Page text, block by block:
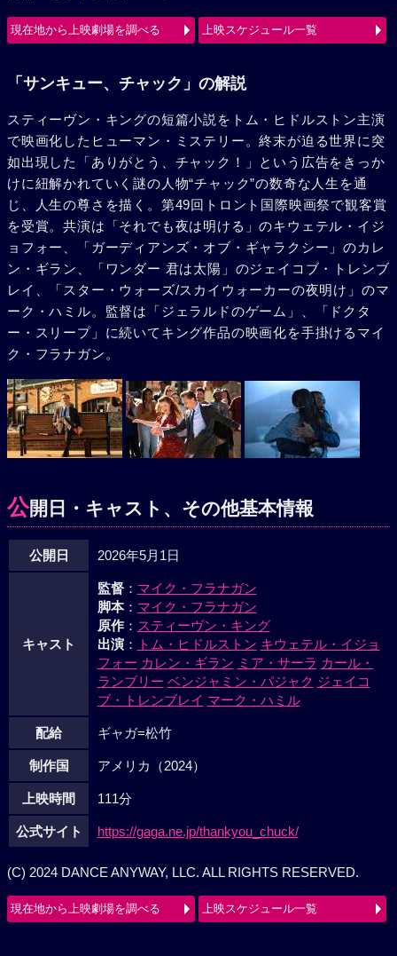
現在地から上映劇場を調べる 上映スケジュール一覧
「サンキュー、チャック」の解説
スティーヴン・キングの短篇小説をトム・ヒドルストン主演
で映画化したヒューマン・ミステリー。終末が迫る世界に突
如出現した「ありがとう、チャック！」という広告をきっか
けに紐解かれていく謎の人物“チャック”の数奇な人生を通
じ、人生の尊さを描く。第49回トロント国際映画祭で観客賞
を受賞。共演は「それでも夜は明ける」のキウェテル・イジ
ョフォー、「ガーディアンズ・オブ・ギャラクシー」のカレ
ン・ギラン、「ワンダー 君は太陽」のジェイコブ・トレンブ
レイ、「スター・ウォーズ/スカイウォーカーの夜明け」のマ
ーク・ハミル。監督は「ジェラルドのゲーム」、「ドクタ
ー・スリープ」に続いてキング作品の映画化を手掛けるマイ
ク・フラナガン。
公開日・キャスト、その他基本情報
公開日 2026年5月1日
キャスト
監督：マイク・フラナガン
脚本：マイク・フラナガン
原作：スティーヴン・キング
出演：トム・ヒドルストン キウェテル・イジョ
フォー カレン・ギラン ミア・サーラ カール・
ランブリー ベンジャミン・パジャク ジェイコ
ブ・トレンブレイ マーク・ハミル
配給 ギャガ=松竹
制作国 アメリカ（2024）
上映時間 111分
公式サイト https://gaga.ne.jp/thankyou_chuck/
(C) 2024 DANCE ANYWAY, LLC. ALL RIGHTS RESERVED.
現在地から上映劇場を調べる 上映スケジュール一覧